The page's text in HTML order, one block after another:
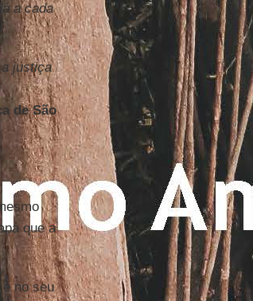
a cada
justiça
de São
que a
e no seu